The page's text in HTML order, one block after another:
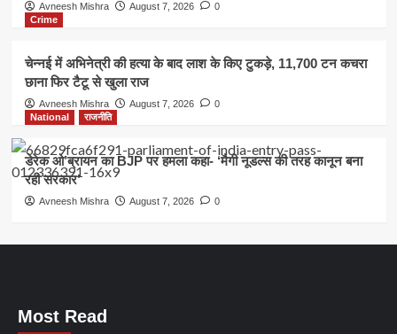
Avneesh Mishra August 7, 2026
0
Crime
चेन्नई में अभिनेत्री की हत्या के बाद लाश के किए टुकड़े, 11,700 टन कचरा
छाना फिर टैटू से खुला राज
Avneesh Mishra August 7, 2026
0
National
राजनीति
डेरेक ओ’ब्रायन का BJP पर हमला कहा- ‘मैगी नूडल्स की तरह कानून बना
रही सरकार’
Avneesh Mishra August 7, 2026 0
Most Read